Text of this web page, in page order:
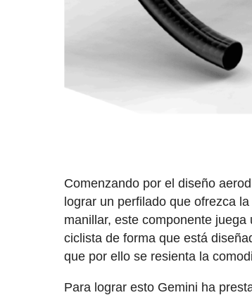
Comenzando por el diseño
lograr un perfilado que ofrezca
manillar, este componente
ciclista de forma que está
que por ello se resienta la
Para lograr esto Gemini ha